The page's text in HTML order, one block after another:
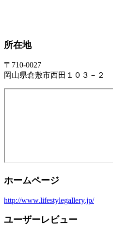
所在地
〒710-0027
岡山県倉敷市西田１０３－２
ホームページ
http://www.lifestylegallery.jp/
ユーザーレビュー